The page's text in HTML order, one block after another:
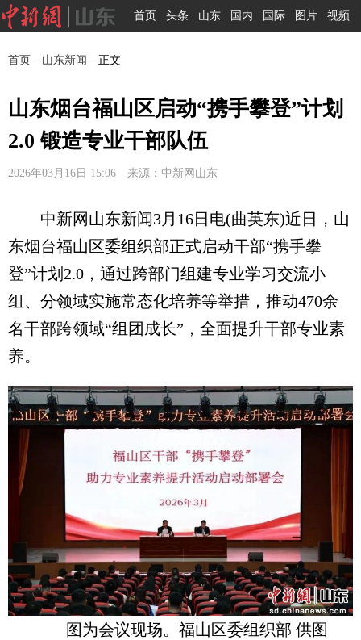
首页 头条 山东 国内 国际 图片 视频
首页—山东新闻—正文
山东烟台福山区启动“携手攀登”计划
2.0 锻造专业干部队伍
2026年03月16日 15:06 来源：中新网山东
中新网山东新闻3月16日电(曲英东)近日，山
东烟台福山区委组织部正式启动干部“携手攀
登”计划2.0，通过跨部门组建专业学习交流小
组、分领域实施常态化培养等举措，推动470余
名干部跨领域“组团成长”，全面提升干部专业素
养。
图为会议现场。福山区委组织部 供图